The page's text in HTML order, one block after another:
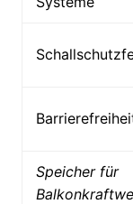
Speicher für